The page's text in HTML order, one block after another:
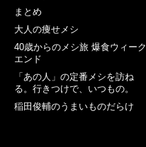
まとめ
大人の痩せメシ
40歳からのメシ旅 爆食ウィーク
エンド
「あの人」の定番メシを訪ね
る。行きつけで、いつもの。
稲田俊輔のうまいものだらけ